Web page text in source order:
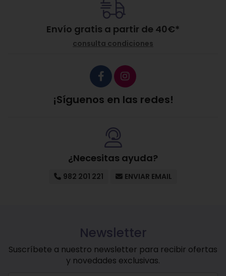
Envío gratis a partir de 40€*
consulta condiciones
¡Síguenos en las redes!
¿Necesitas ayuda?
982 201 221 ENVIAR EMAIL
Newsletter
Suscríbete a nuestro newsletter para recibir ofertas
y novedades exclusivas.